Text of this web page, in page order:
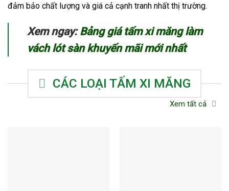
đảm bảo chất lượng và giá cả cạnh tranh nhất thị trường.
Xem ngay:Bảng giá tấm xi măng làm
vách lót sàn khuyến mãi mới nhất
CÁC LOẠI TẤM XI MĂNG
Xem tất cả